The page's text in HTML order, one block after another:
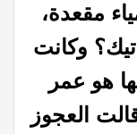
مقعدة،
وكانت
هو عمر
العجوز